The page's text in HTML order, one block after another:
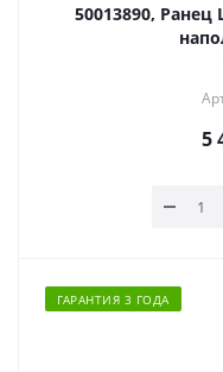
50013890, Ранец
5
ГАРАНТИЯ 3 ГОДА